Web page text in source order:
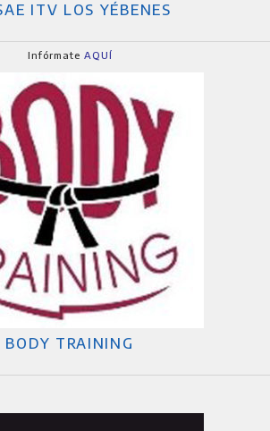
ITV LOS YÉBENES
Infórmate AQUÍ
BODY TRAINING